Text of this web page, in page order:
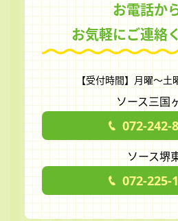
お電話か
お気軽にご連絡
【受付時間】月曜～
ソース三国
072-242-
ソース堺
072-225-